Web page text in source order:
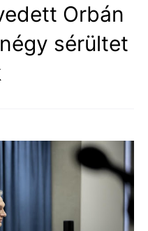
Orbán
sérültet